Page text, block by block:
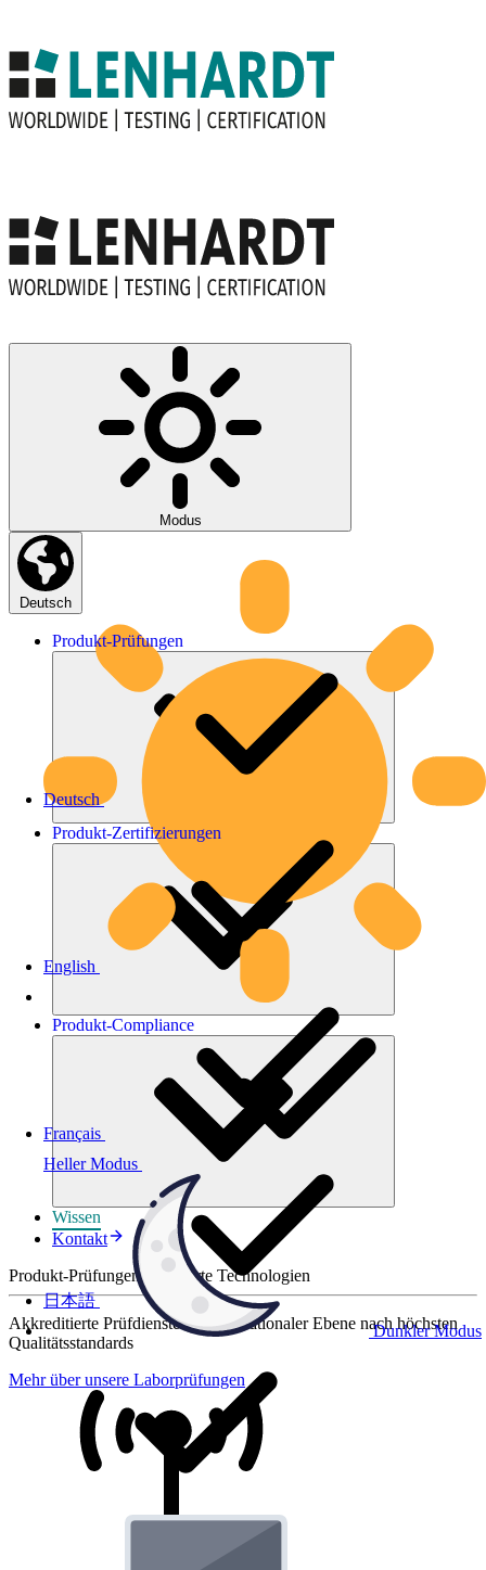
Modus
Heller Modus
Dunkler Modus
Deutsch
Deutsch
English
Français
日本語
Produkt-Prüfungen
Produkt-Zertifizierungen
Produkt-Compliance
Wissen
Kontakt
Produkt-Prüfungen für smarte Technologien
Akkreditierte Prüfdienste auf internationaler Ebene nach höchsten
Qualitätsstandards
Mehr über unsere Laborprüfungen